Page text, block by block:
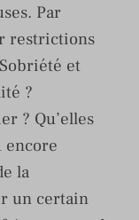
Par
restrictions
et
?
? Qu’elles
encore
la
un certain